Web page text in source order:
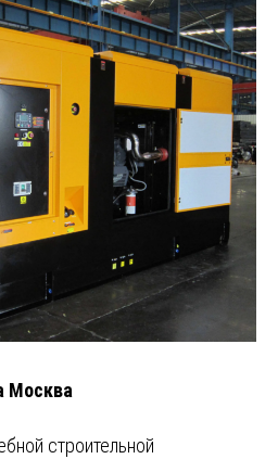
Москва
строительной